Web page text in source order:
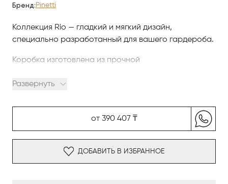
Бренд: Pinetti
Коллекция Rio — гладкий и мягкий дизайн,
специально разработанный для вашего гардероба.
Коробка изготовлена из прочной
удобными отверстиями-ручками по коротким
классической палитре нейтральных оттенков.
Развернуть
от 390 407 ₸
ДОБАВИТЬ В ИЗБРАННОЕ